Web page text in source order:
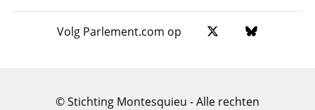
Footer
Volg Parlement.com op
© Stichting Montesquieu - Alle rechten